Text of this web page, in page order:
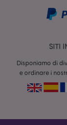
SITI
Disponiamo di
e ordinare i